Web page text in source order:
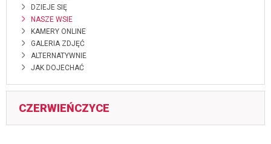
DZIEJE SIĘ
NASZE WSIE
KAMERY ONLINE
GALERIA ZDJĘĆ
ALTERNATYWNIE
JAK DOJECHAĆ
CZERWIEŃCZYCE